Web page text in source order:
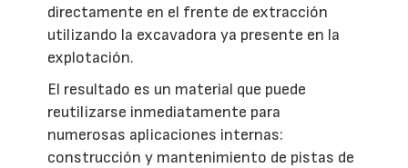
directamente en el frente de extracción
utilizando la excavadora ya presente en la
explotación.
El resultado es un material que puede
reutilizarse inmediatamente para
numerosas aplicaciones internas:
construcción y mantenimiento de pistas de